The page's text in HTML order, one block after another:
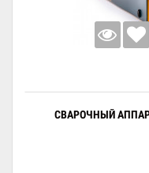
СВАРОЧНЫЙ